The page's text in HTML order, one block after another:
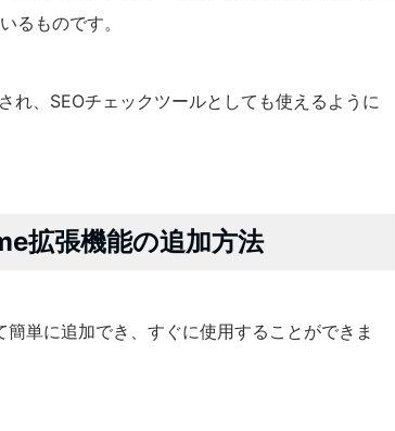
るものです。
れ、SEOチェックツールとしても使えるように
拡張機能の追加方法
単に追加でき、すぐに使用することができま